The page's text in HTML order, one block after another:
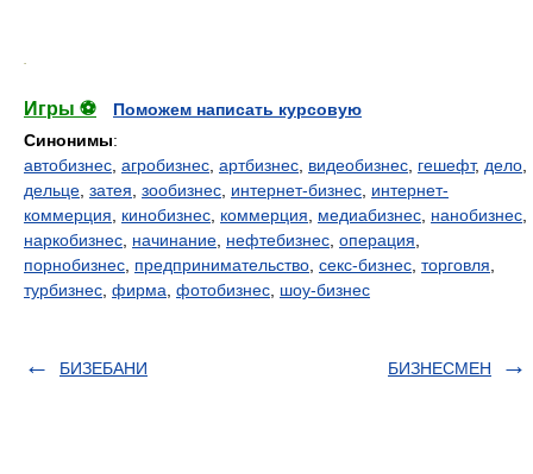
Игры ⚽
Поможем написать курсовую
Синонимы:
автобизнес агробизнес артбизнес видеобизнес гешефт, дело
дельце затея зообизнес интернет-бизнес интернет-
коммерция
кинобизнес коммерция медиабизнес нанобизнес
наркобизнес начинание нефтебизнес операция
порнобизнес предпринимательство секс-бизнес торговля
турбизнес фирма фотобизнес шоу-бизнес
БИЗЕБАНИ БИЗНЕСМЕН